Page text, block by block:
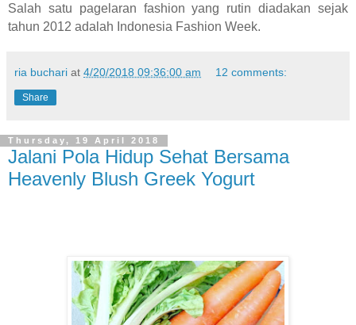
Salah satu pagelaran fashion yang rutin diadakan sejak
tahun 2012 adalah Indonesia Fashion Week.
ria buchari at 4/20/2018 09:36:00 am 12 comments:
Share
Thursday, 19 April 2018
Jalani Pola Hidup Sehat Bersama
Heavenly Blush Greek Yogurt